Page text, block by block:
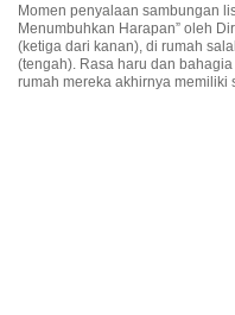
Momen penyalaan sambungan
Menumbuhkan Harapan” oleh
(ketiga dari kanan), di rumah
(tengah). Rasa haru dan
rumah mereka akhirnya memiliki